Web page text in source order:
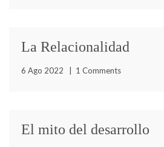
porque decidimos hacer cambios
La Relacionalidad
6 Ago 2022 1 Comments
El mito del desarrollo